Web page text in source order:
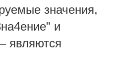
значения,
и
являются